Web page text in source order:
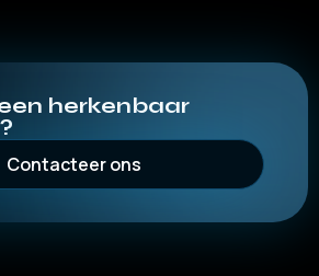
herkenbaar
Contacteer ons